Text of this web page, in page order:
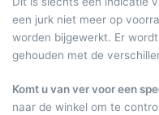
een jurk niet meer op
worden bijgewerkt. Er
gehouden met de
Komt u van ver voor een
naar de winkel om te